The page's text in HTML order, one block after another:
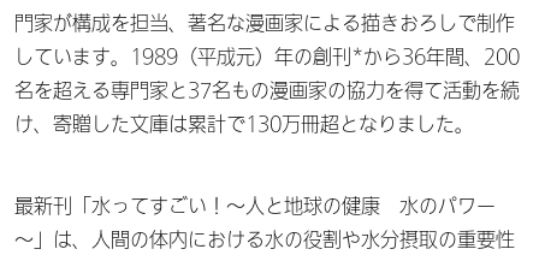
門家が構成を担当、著名な漫画家による描きおろしで制作
しています。1989（平成元）年の創刊*から36年間、200
名を超える専門家と37名もの漫画家の協力を得て活動を続
け、寄贈した文庫は累計で130万冊超となりました。
最新刊「水ってすごい！～人と地球の健康 水のパワー
～」は、人間の体内における水の役割や水分摂取の重要性